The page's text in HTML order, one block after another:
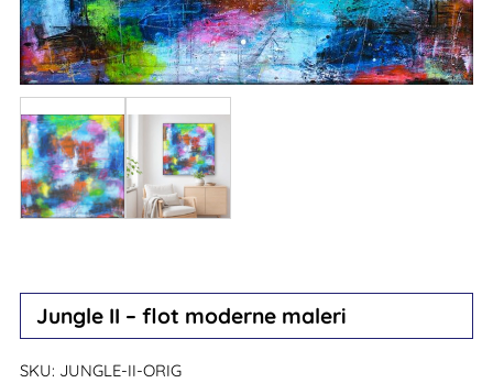
Jungle II – flot moderne maleri
SKU: JUNGLE-II-ORIG